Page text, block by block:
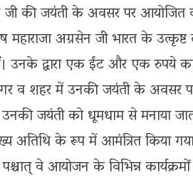
की जयंती के अवसर पर आयोजित
अग्रसेन जी भारत के
उनके द्वारा एक ईंट और एक रुपये का
व शहर में उनकी जयंती के अवसर पर
जयंती को धूमधाम से मनाया
के रूप में आमंत्रित किया
वे आयोजन के विभिन्न